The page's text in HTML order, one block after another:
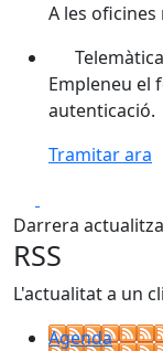
A les
Empleneu el
autenticació.
Tramitar ara
Darrera
RSS
L'actualitat a un
Agenda